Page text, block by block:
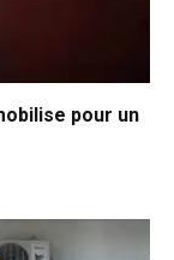
pour un